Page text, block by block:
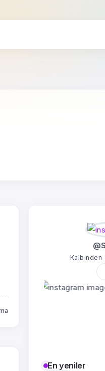
Kalbinden
En yeniler